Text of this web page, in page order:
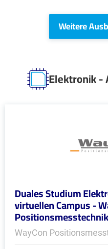
Weitere
Elektronik -
Duales Studium
virtuellen Campus -
WayCon